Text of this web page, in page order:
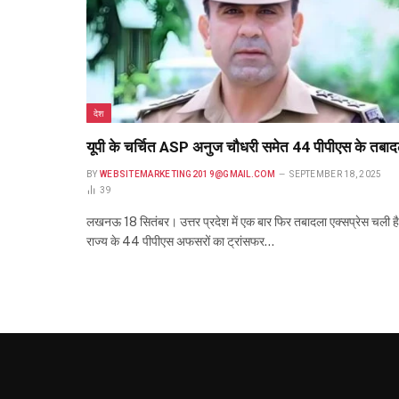
देश
यूपी के चर्चित ASP अनुज चौधरी समेत 44 पीपीएस के
BY WEBSITEMARKETING2019@GMAIL.COM
SEPTEMBER 18, 2025
39
लखनऊ 18 सितंबर। उत्तर प्रदेश में एक बार फिर तबादला एक्सप्रेस चली
राज्य के 44 पीपीएस अफसरों का ट्रांसफर…